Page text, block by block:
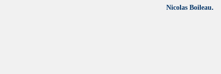
Nicolas Boileau.